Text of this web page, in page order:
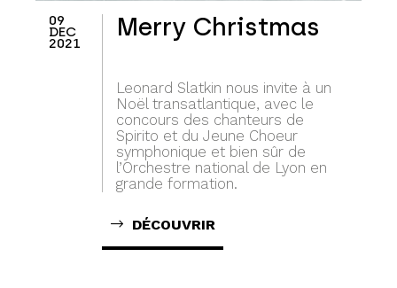
09
DEC
2021
Merry Christmas
Leonard Slatkin nous invite à un
Noël transatlantique, avec le
concours des chanteurs de
Spirito et du Jeune Choeur
symphonique et bien sûr de
l’Orchestre national de Lyon en
grande formation.
DÉCOUVRIR